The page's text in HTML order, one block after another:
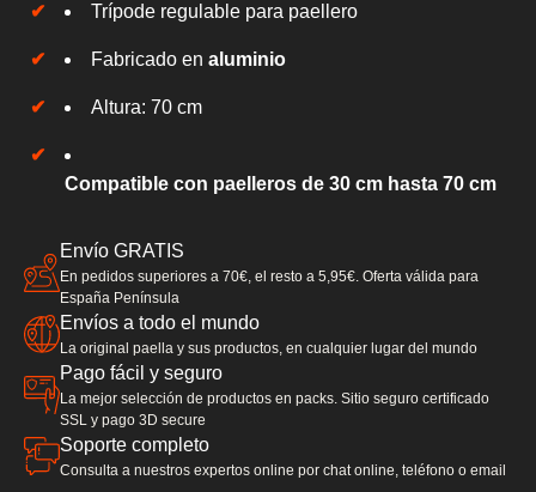
Trípode regulable para paellero
Fabricado en aluminio
Altura: 70 cm
Compatible con paelleros de 30 cm hasta 70 cm
Envío GRATIS
En pedidos superiores a 70€, el resto a 5,95€. Oferta válida para
España Península
Envíos a todo el mundo
La original paella y sus productos, en cualquier lugar del mundo
Pago fácil y seguro
La mejor selección de productos en packs. Sitio seguro certificado
SSL y pago 3D secure
Soporte completo
Consulta a nuestros expertos online por chat online, teléfono o email